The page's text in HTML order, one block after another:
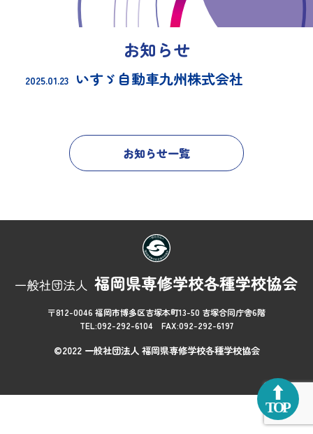
お知らせ
2025.01.23 いすゞ自動車九州株式会社
お知らせ一覧
〒812-0046 福岡市博多区吉塚本町13-50 吉塚合同庁舎6階
TEL:092-292-6104 FAX:092-292-6197
©2022 一般社団法人 福岡県専修学校各種学校協会